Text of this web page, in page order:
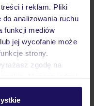
i reklam. Pliki
analizowania ruchu
funkcji mediów
jej wycofanie może
strony.
zgodę na
w zakładkę